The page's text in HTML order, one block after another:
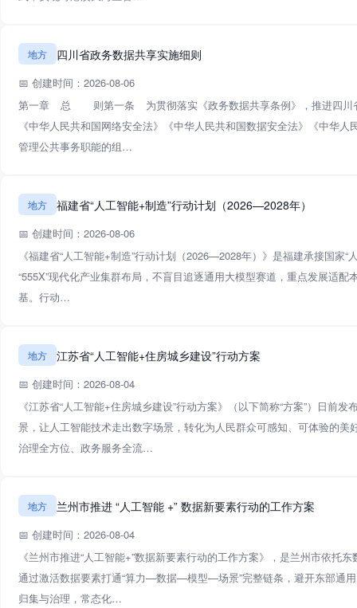
地方 四川省政务数据共享实施细则
📅 创建时间：2026-08-06
第一章 总 则第一条 为贯彻落实《政务数据共享条例》，推进四川省
《中华人民共和国网络安全法》《中华人民共和国数据安全法》《中华
管理公共事务职能的组…
地方 福建省“人工智能+制造”行动计划（2026—2028年）
📅 创建时间：2026-08-06
《福建省“人工智能+制造”行动计划（2026—2028年）》是福建承接国
“555X”现代化产业集群布局，不盲目追逐通用大模型赛道，重点发展适
基。行动…
地方 江苏省“人工智能+住房城乡建设”行动方案
📅 创建时间：2026-08-04
《江苏省“人工智能+住房城乡建设”行动方案》（以下简称“方案”）日
景，让人工智能技术走出数字场景，转化为人民群众可感知、可体验的
治理全方位、政务服务全流…
地方 兰州市推进 “人工智能 +” 数据新要素行动的工作方案
📅 创建时间：2026-08-04
《兰州市推进“人工智能+”数据新要素行动的工作方案》，是兰州市依
通过激活数据要素打通“算力—数据—模型—场景”完整链条，避开东部通
归集与治理，常态化…